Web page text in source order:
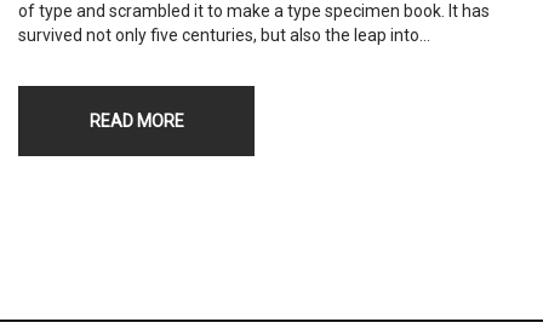
of type and scrambled it to make a type specimen book. It has
survived not only five centuries, but also the leap into…
READ MORE